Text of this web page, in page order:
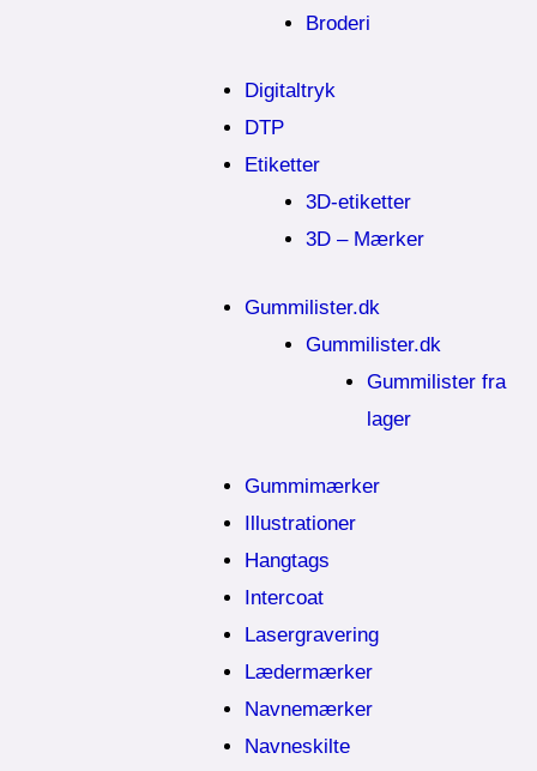
Broderi
Digitaltryk
DTP
Etiketter
3D-etiketter
3D – Mærker
Gummilister.dk
Gummilister.dk
Gummilister fra
lager
Gummimærker
Illustrationer
Hangtags
Intercoat
Lasergravering
Lædermærker
Navnemærker
Navneskilte